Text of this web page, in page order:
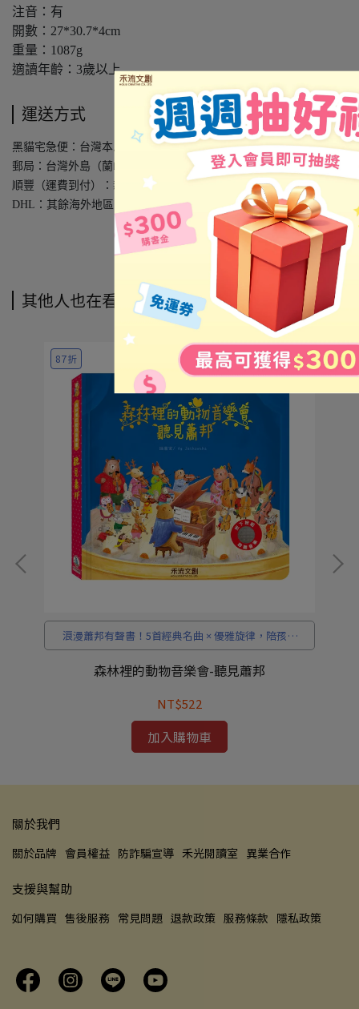
注音：有
開數：27*30.7*4cm
重量：1087g
適讀年齡：3歲以上
運送方式
黑貓宅急便：台灣本島
郵局：台灣外島（蘭嶼、綠島、澎湖、金門、馬祖）
順豐（運費到付）：新馬港澳地區
DHL：其餘海外地區
其他人也在看
87折
浪漫蕭邦有聲書！5首經典名曲 × 優雅旋律，陪孩子
感受古典詩人般的音樂之美。
森林裡的動物音樂會-聽見蕭邦
NT$522
加入購物車
關於我們
關於品牌 會員權益 防詐騙宣導 禾光閱讀室 異業合作
支援與幫助
如何購買 售後服務 常見問題 退款政策 服務條款 隱私政策